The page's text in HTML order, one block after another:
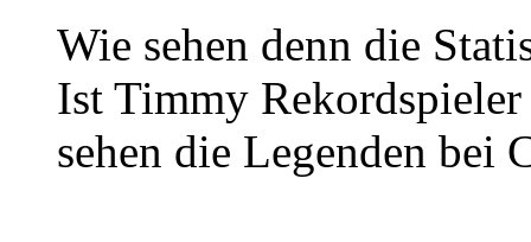
Wie sehen denn die
Ist Timmy
sehen die Legenden bei